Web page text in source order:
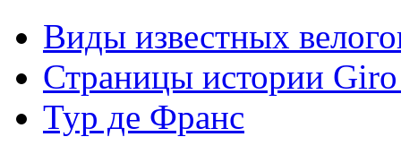
Виды известных
Страницы истории
Тур де Франс